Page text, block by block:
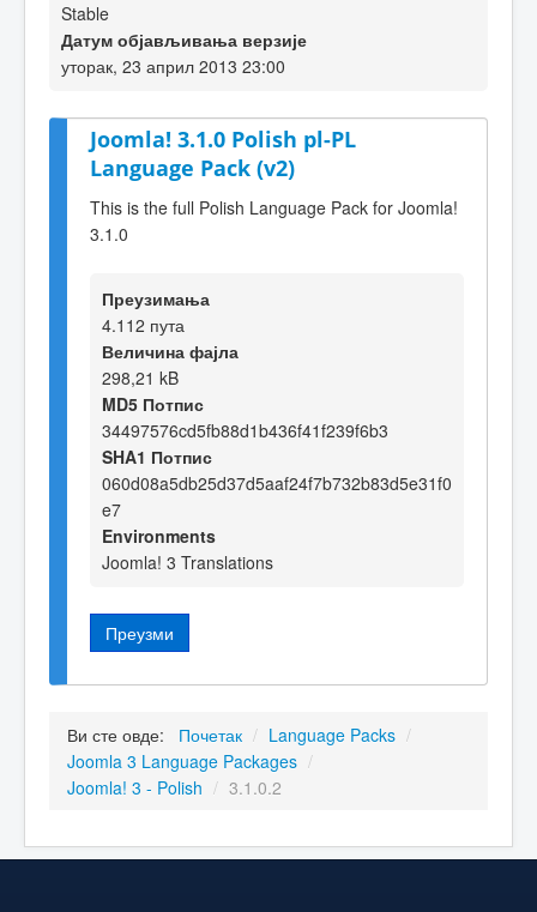
Stable
Датум објављивања верзије
уторак, 23 април 2013 23:00
Joomla! 3.1.0 Polish pl-PL
Language Pack (v2)
This is the full Polish Language Pack for Joomla!
3.1.0
Преузимања
4.112 пута
Величина фајла
298,21 kB
MD5 Потпис
34497576cd5fb88d1b436f41f239f6b3
SHA1 Потпис
060d08a5db25d37d5aaf24f7b732b83d5e31f0
e7
Environments
Joomla! 3 Translations
Преузми
Ви сте овде: Почетак / Language Packs /
Joomla 3 Language Packages /
Joomla! 3 - Polish / 3.1.0.2